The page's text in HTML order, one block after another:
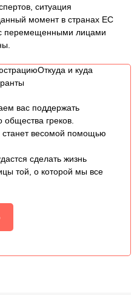
ситуация
момент в странах ЕС
перемещенными лицами
и куда
вас поддержать
общества греков.
станет весомой помощью
сделать жизнь
той, о которой мы все